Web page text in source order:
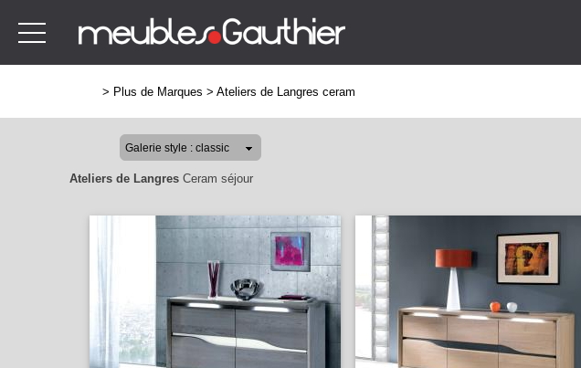
> Plus de Marques > Ateliers de Langres ceram
Ateliers de Langres Ceram séjour